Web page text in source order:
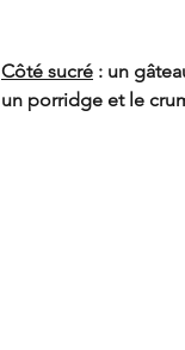
Côté sucré : un
un porridge et le